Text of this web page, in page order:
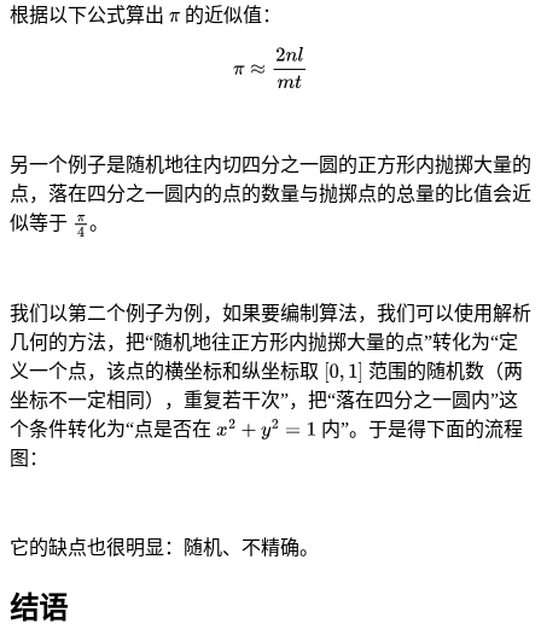
根据以下公式算出
的近似值：
另一个例子是随机地往内切四分之一圆的正方形内抛掷大量的
点，落在四分之一圆内的点的数量与抛掷点的总量的比值会近
似等于
。
我们以第二个例子为例，如果要编制算法，我们可以使用解析
几何的方法，把“随机地往正方形内抛掷大量的点”转化为“定
义一个点，该点的横坐标和纵坐标取
范围的随机数（两
坐标不一定相同），重复若干次”，把“落在四分之一圆内”这
个条件转化为“点是否在
内”。于是得下面的流程
图：
它的缺点也很明显：随机、不精确。
结语